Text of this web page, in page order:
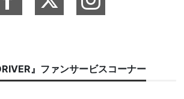
』ファンサービスコーナー